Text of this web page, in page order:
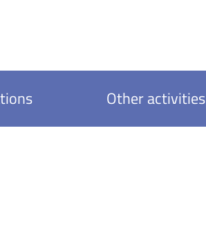
Other activities